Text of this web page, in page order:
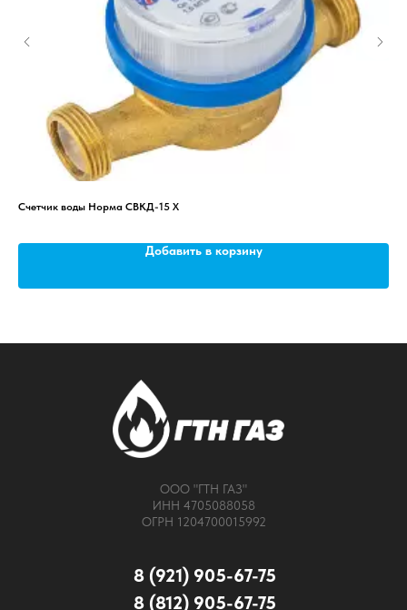
Счетчик воды Норма СВКД-15 Х
Добавить в корзину
8 (812) 905-67-75
ООО "ГТН ГАЗ"
ИНН 4705088058
ОГРН 1204700015992
8 (921) 905-67-75